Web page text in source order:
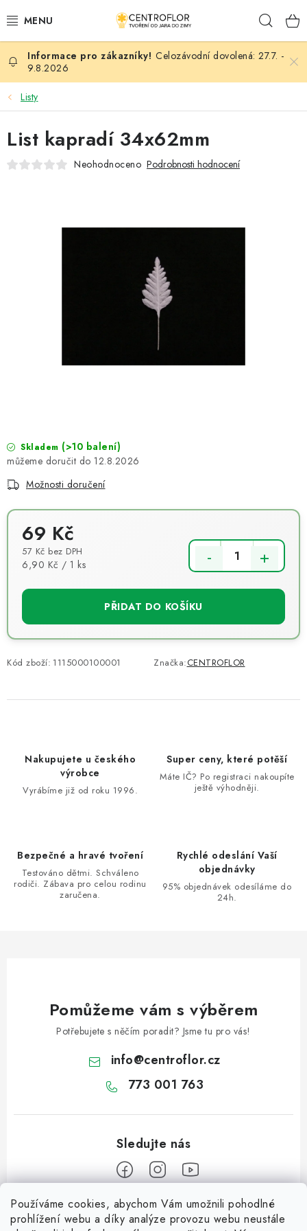
Používáme cookies, abychom Vám umožnili pohodlné
prohlížení webu a díky analýze provozu webu neustále
na
SEZÓNNÍ TVOŘENÍ
DŘEVĚNÉ VÝROBKY
MEDAILE
PLACKY A MAGNETKY
Moje objednávka
Celozávodní dovolená: 27.7. -
9.8.2026
Listy
Skladem (>10 balení)
12.8.2026
Možnosti doručení
69 Kč
57 Kč bez DPH
Měrná cena:
6,90 Kč / 1 ks
PŘIDAT DO KOŠÍKU
Kód zboží: 1115000100001 Značka:CENTROFLOR
List kapradí 34x62mm
Neohodnoceno Podrobnosti hodnocení
Nakupujete u českého
výrobce
Vyrábíme již od roku 1996.
Super ceny, které potěší
Máte IČ? Po registraci nakoupíte
ještě výhodněji.
Bezpečné a hravé tvoření
Testováno dětmi. Schváleno
rodiči. Zábava pro celou rodinu
zaručena.
Rychlé odeslání Vaší
objednávky
95% objednávek odesíláme do
24h.
Pomůžeme vám s výběrem
Potřebujete s něčím poradit? Jsme tu pro vás!
info@centroflor.cz
773 001 763